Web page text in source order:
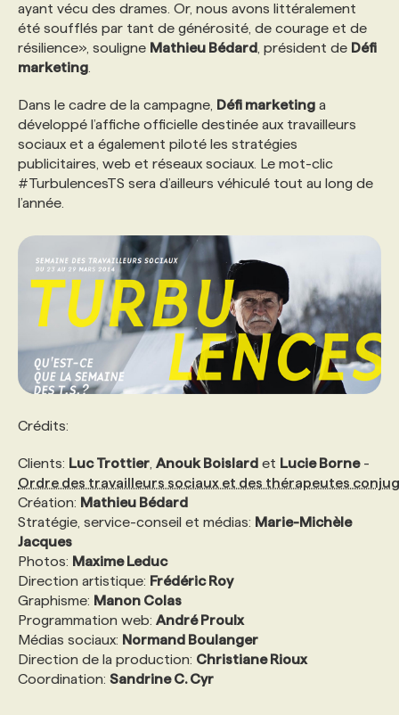
ANNONCEZ AVEC NOUS
ayant vécu des drames. Or, nous avons littéralement
été soufflés par tant de générosité, de courage et de
résilience», souligne Mathieu Bédard , président de Défi
marketing
Dans le cadre de la campagne, Défi marketing a
développé l’affiche officielle destinée aux travailleurs
sociaux et a également piloté les stratégies
publicitaires, web et réseaux sociaux. Le mot-clic
#TurbulencesTS sera d’ailleurs véhiculé tout au long de
l’année.
Crédits:
Clients: Luc Trottier Anouk Boislard et Lucie Borne-
Ordre des travailleurs sociaux et des thérapeutes
Création: Mathieu Bédard
Stratégie, service-conseil et médias: Marie-Michèle
Jacques
Photos: Maxime Leduc
Direction artistique: Frédéric Roy
Graphisme: Manon Colas
Programmation web: André Proulx
Médias sociaux: Normand Boulanger
Direction de la production: Christiane Rioux
Coordination: Sandrine C. Cyr